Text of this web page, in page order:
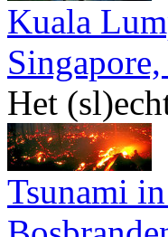
Kuala
Het
Tsunami